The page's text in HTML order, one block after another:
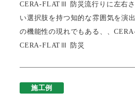
CERA-FLATⅢ 防災流行りに左右
い選択肢を持つ知的な雰囲気を演
の機能性の現れでもある、、
CERA-FLATⅢ 防災
施工例